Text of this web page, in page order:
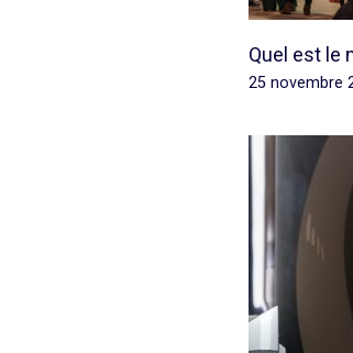
Quel est le
25 novembre